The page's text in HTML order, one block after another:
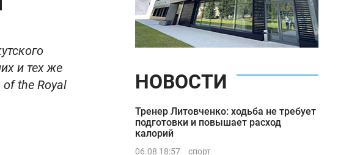
и тех же
the Royal
НОВОСТИ
Тренер Литовченко: ходьба не требует
подготовки и повышает расход
калорий
06.08 18:57 спорт